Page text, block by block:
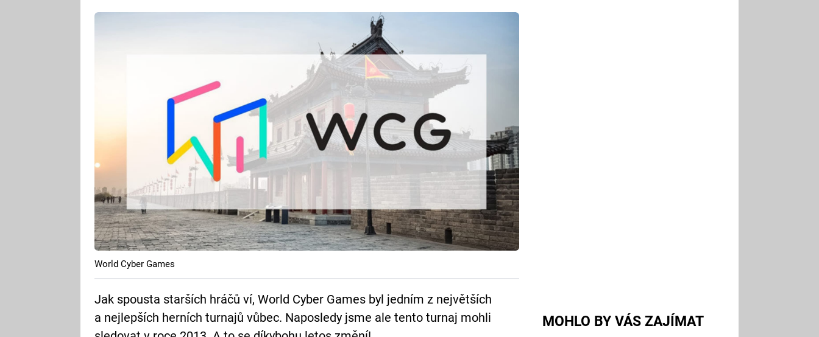
MOHLO BY VÁS ZAJÍMAT
World Cyber Games
Jak spousta starších hráčů ví, World Cyber Games byl jedním z největších
a nejlepších herních turnajů vůbec. Naposledy jsme ale tento turnaj mohli